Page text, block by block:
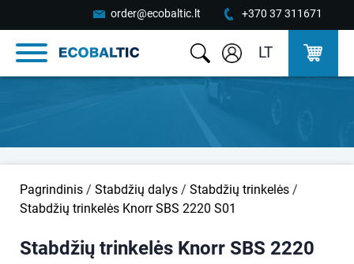
order@ecobaltic.lt +370 37 311671
LT
Pagrindinis / Stabdžių dalys / Stabdžių trinkelės /
Stabdžių trinkelės Knorr SBS 2220 S01
Stabdžių trinkelės Knorr SBS 2220